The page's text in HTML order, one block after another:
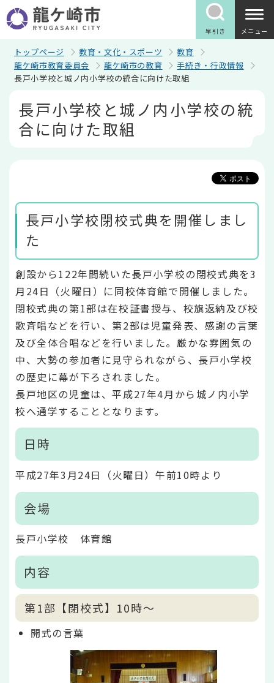
の
ペ
早引き メニュー
トップページ 教育・文化・スポーツ
教育
龍ケ崎市教育委員会
龍ケ崎市の教育
手続き・行政情報
長戸小学校と城ノ内小学校の統合に向けた取組
長戸小学校と城ノ内小学校の統
合に向けた取組
長戸小学校閉校式典を開催しまし
た
創設から122年間続いた長戸小学校の閉校式典を3
月24日（火曜日）に同校体育館で開催しました。
閉校式典の第1部は在校証書授与、校旗返納及び校
歌斉唱などを行い、第2部は児童発表、感謝の言葉
及び全体合唱などを行いました。厳かな雰囲気の
中、大勢の参加者に見守られながら、長戸小学校
の歴史に幕が下ろされました。
長戸地区の児童は、平成27年4月から城ノ内小学
校へ通学することとなります。
日時
平成27年3月24日（火曜日）午前10時より
会場
長戸小学校 体育館
内容
第1部【閉校式】10時～
開式の言葉